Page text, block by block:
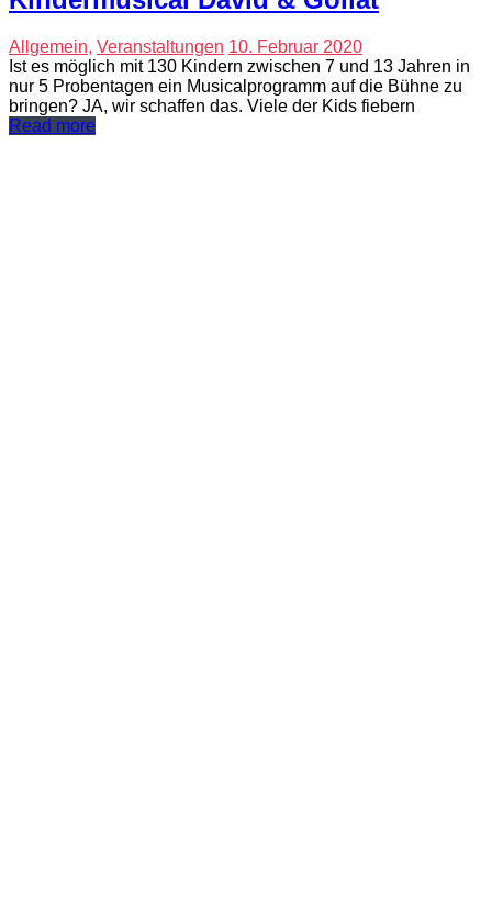
Allgemein, Veranstaltungen 10. Februar 2020
Ist es möglich mit 130 Kindern zwischen 7 und 13 Jahren in
nur 5 Probentagen ein Musicalprogramm auf die Bühne zu
bringen? JA, wir schaffen das. Viele der Kids fiebern
Read more